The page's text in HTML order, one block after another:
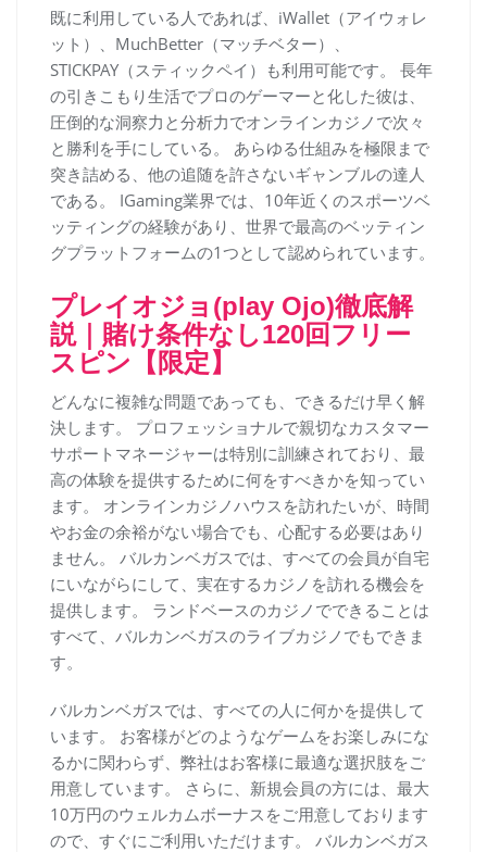
既に利用している人であれば、iWallet（アイウォレ
ット）、MuchBetter（マッチベター）、
STICKPAY（スティックペイ）も利用可能です。 長年
の引きこもり生活でプロのゲーマーと化した彼は、
圧倒的な洞察力と分析力でオンラインカジノで次々
と勝利を手にしている。 あらゆる仕組みを極限まで
突き詰める、他の追随を許さないギャンブルの達人
である。 IGaming業界では、10年近くのスポーツベ
ッティングの経験があり、世界で最高のベッティン
グプラットフォームの1つとして認められています。
プレイオジョ(play Ojo)徹底解
説｜賭け条件なし120回フリー
スピン【限定】
どんなに複雑な問題であっても、できるだけ早く解
決します。 プロフェッショナルで親切なカスタマー
サポートマネージャーは特別に訓練されており、最
高の体験を提供するために何をすべきかを知ってい
ます。 オンラインカジノハウスを訪れたいが、時間
やお金の余裕がない場合でも、心配する必要はあり
ません。 バルカンベガスでは、すべての会員が自宅
にいながらにして、実在するカジノを訪れる機会を
提供します。 ランドベースのカジノでできることは
すべて、バルカンベガスのライブカジノでもできま
す。
バルカンベガスでは、すべての人に何かを提供して
います。 お客様がどのようなゲームをお楽しみにな
るかに関わらず、弊社はお客様に最適な選択肢をご
用意しています。 さらに、新規会員の方には、最大
10万円のウェルカムボーナスをご用意しております
ので、すぐにご利用いただけます。 バルカンベガス